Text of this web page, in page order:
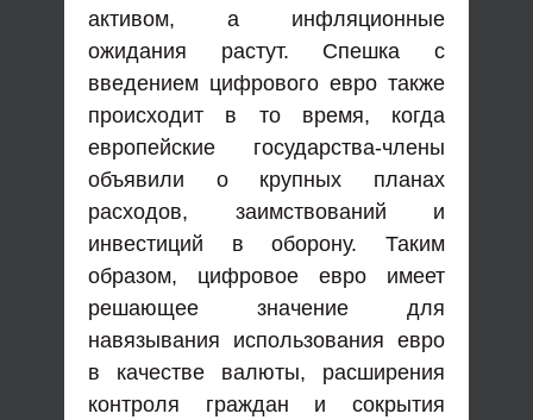
активом, а инфляционные
ожидания растут. Спешка с
введением цифрового евро также
происходит в то время, когда
европейские государства-члены
объявили о крупных планах
расходов, заимствований и
инвестиций в оборону. Таким
образом, цифровое евро имеет
решающее значение для
навязывания использования евро
в качестве валюты, расширения
контроля граждан и сокрытия